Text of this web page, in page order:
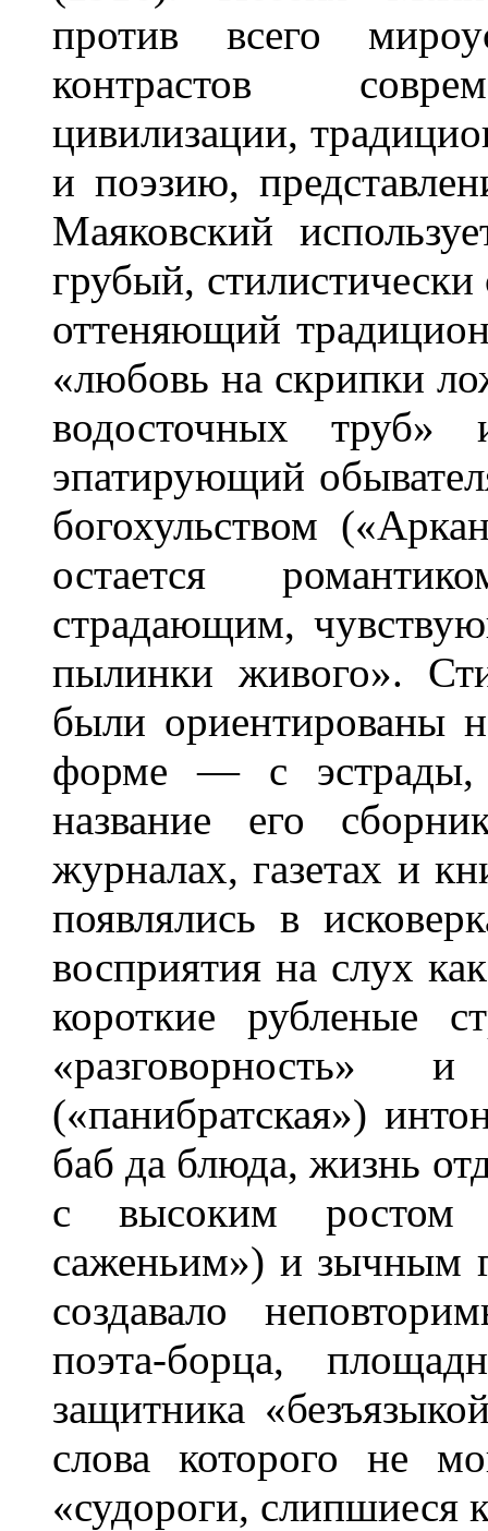
против всего
контрастов
цивилизации,
и поэзию,
Маяковский
грубый,
оттеняющий
«любовь на скрипки
водосточных
эпатирующий
богохульством
остается
страдающим,
пылинки живого».
были ориентированы
форме — с эстрады,
название его
журналах, газетах и
появлялись в
восприятия на слух
короткие рубленые
«разговорность»
(«панибратская»)
баб да блюда, жизнь
с высоким ростом
саженьим») и зычным
создавало
поэта-борца,
защитника
слова которого не
«судороги, слипшиеся